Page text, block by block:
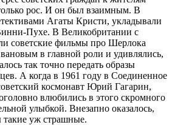
рос. И он был взаимным. В
Агаты Кристи, укладывали
Пухе. В Великобритании с
советские фильмы про Шерлока
в главной роли и удивлялись,
так точно передать образы
А когда в 1961 году в Соединенное
космонавт Юрий Гагарин,
влюбились в этого скромного
улыбкой. Внезапно оказалось,
такие уж страшные.